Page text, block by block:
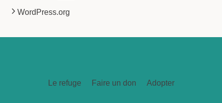
WordPress.org
Le refuge Faire un don Adopter